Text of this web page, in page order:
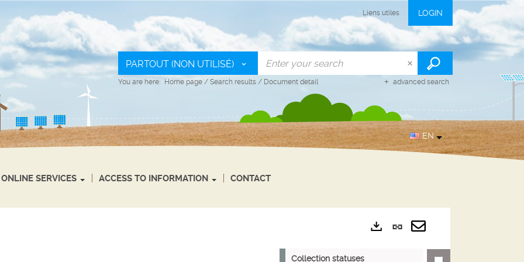
Liens utiles LOGIN
PARTOUT (NON UTILISÉ)
advanced search
You are here: Home page / Search results / Document detail
EN
ONLINE SERVICES ACCESS TO INFORMATION CONTACT
Exports
Permanent
linkSend
Collection statuses